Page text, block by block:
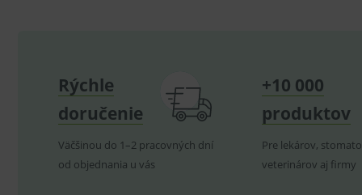
Rýchle
doručenie
Väčšinou do 1–2 pracovných dní
od objednania u vás
+10 000
produktov
Pre lekárov,
veterinárov aj firmy
_ga
_gid
IDE
VISITOR_INFO1_LIVE